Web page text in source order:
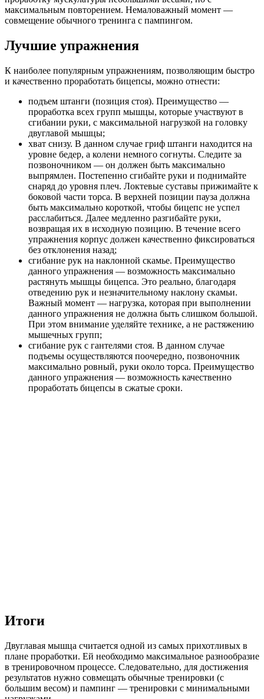
максимальным повторением. Немаловажный момент —
совмещение обычного тренинга с пампингом.
Лучшие упражнения
К наиболее популярным упражнениям, позволяющим быстро
и качественно проработать бицепсы, можно отнести:
подъем штанги (позиция стоя). Преимущество —
проработка всех групп мышцы, которые участвуют в
сгибании руки, с максимальной нагрузкой на головку
двуглавой мышцы;
хват снизу. В данном случае гриф штанги находится на
уровне бедер, а колени немного согнуты. Следите за
позвоночником — он должен быть максимально
выпрямлен. Постепенно сгибайте руки и поднимайте
снаряд до уровня плеч. Локтевые суставы прижимайте к
боковой части торса. В верхней позиции пауза должна
быть максимально короткой, чтобы бицепс не успел
расслабиться. Далее медленно разгибайте руки,
возвращая их в исходную позицию. В течение всего
упражнения корпус должен качественно фиксироваться
без отклонения назад;
сгибание рук на наклонной скамье. Преимущество
данного упражнения — возможность максимально
растянуть мышцы бицепса. Это реально, благодаря
отведению рук и незначительному наклону скамьи.
Важный момент — нагрузка, которая при выполнении
данного упражнения не должна быть слишком большой.
При этом внимание уделяйте технике, а не растяжению
мышечных групп;
сгибание рук с гантелями стоя. В данном случае
подъемы осуществляются поочередно, позвоночник
максимально ровный, руки около торса. Преимущество
данного упражнения — возможность качественно
проработать бицепсы в сжатые сроки.
Итоги
Двуглавая мышца считается одной из самых прихотливых в
плане проработки. Ей необходимо максимальное разнообразие
в тренировочном процессе. Следовательно, для достижения
результатов нужно совмещать обычные тренировки (с
большим весом) и пампинг — тренировки с минимальными